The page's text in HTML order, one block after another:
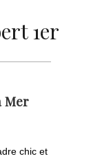
1er
Mer
chic et